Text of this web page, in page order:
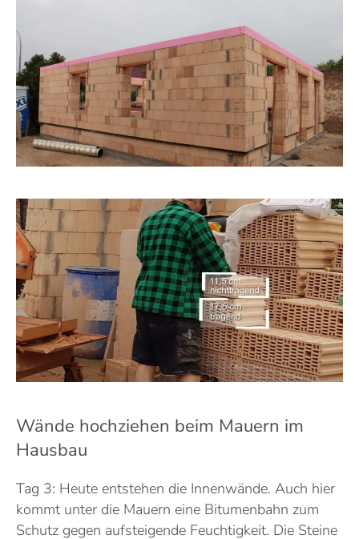
Wände hochziehen beim Mauern im
Hausbau
Tag 3: Heute entstehen die Innenwände. Auch hier
kommt unter die Mauern eine Bitumenbahn zum
Schutz gegen aufsteigende Feuchtigkeit. Die Steine